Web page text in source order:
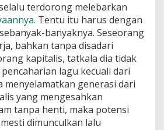
terdorong melebarkan
Tentu itu harus dengan
banyaknya. Seseorang
bahkan tanpa disadari
kapitalis, tatkala dia tidak
lagu kecuali dari
menyelamatkan generasi dari
yang mengesahkan
tanpa henti, maka potensi
dimunculkan lalu